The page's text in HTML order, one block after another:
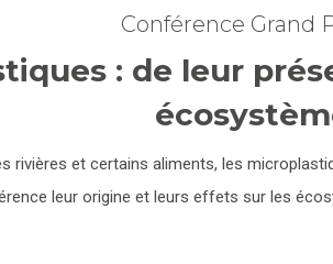
Conférence Grand
: de leur
rivières et certains aliments, les
leur origine et leurs effets sur les